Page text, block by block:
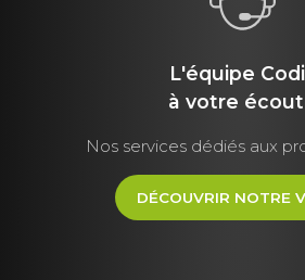
L'équipe
à votre
Nos services dédiés aux
DÉCOUVRIR NOTRE